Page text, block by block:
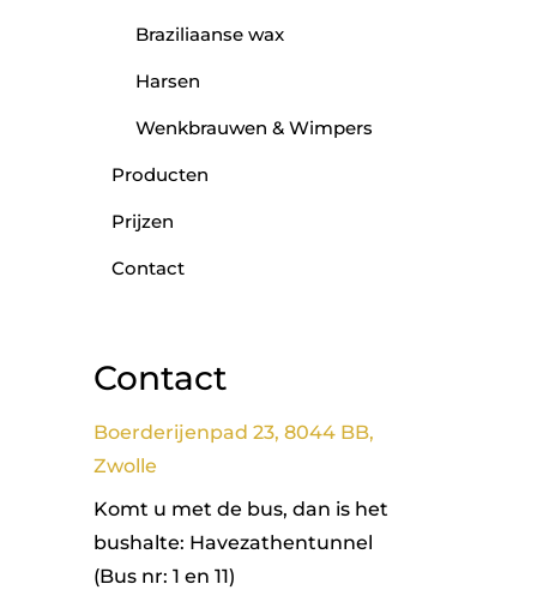
Braziliaanse wax
Harsen
Wenkbrauwen & Wimpers
Producten
Prijzen
Contact
Contact
Boerderijenpad 23, 8044 BB,
Zwolle
Komt u met de bus, dan is het
bushalte: Havezathentunnel
(Bus nr: 1 en 11)